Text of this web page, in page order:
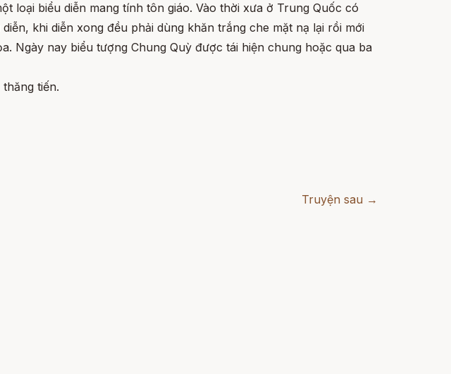
loại biểu diễn mang tính tôn giáo. Vào thời xưa ở Trung Quốc có
khi diễn xong đều phải dùng khăn trắng che mặt nạ lại rồi mới
Ngày nay biểu tượng Chung Quỳ được tái hiện chung hoặc qua ba
tiến.
Truyện sau →